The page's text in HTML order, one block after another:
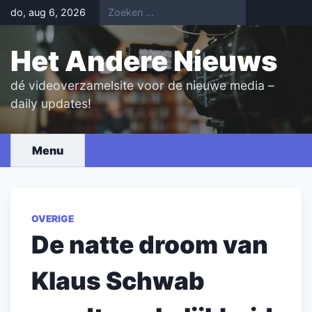
Skip
to
content
do, aug 6, 2026
Het Andere Nieuws
dé videoverzamelsite voor de nieuwe media –
daily updates!
Menu
OVERIGE
De natte droom van
Klaus Schwab